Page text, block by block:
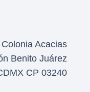
Acacias
Benito Juárez
CP 03240